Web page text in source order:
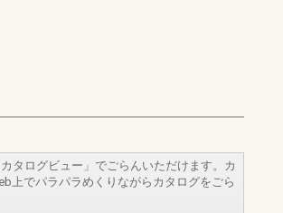
タログビュー」でごらんいただけます。カ
上でパラパラめくりながらカタログをごら